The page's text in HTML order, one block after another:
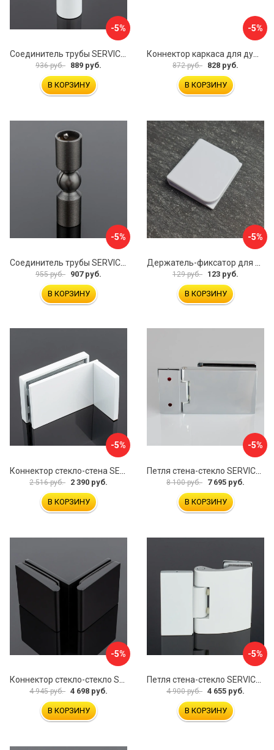
-5%
936 руб. 889 руб.
В КОРЗИНУ
-5%
872 руб. 828 руб.
В КОРЗИНУ
-5%
955 руб. 907 руб.
В КОРЗИНУ
-5%
129 руб. 123 руб.
В КОРЗИНУ
-5%
Коннектор стекло-стена SERVICE PLUS K02-203WM/sus304
2 516 руб. 2 390 руб.
В КОРЗИНУ
-5%
Петля стена-стекло SERVICE PLUS P03-101CR/brass
8 100 руб. 7 695 руб.
В КОРЗИНУ
-5%
4 945 руб. 4 698 руб.
В КОРЗИНУ
-5%
4 900 руб. 4 655 руб.
В КОРЗИНУ